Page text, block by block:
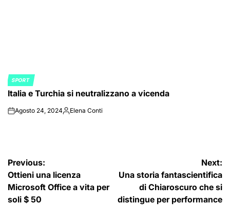
POSTED
IN
SPORT
Italia e Turchia si neutralizzano a vicenda
onAgosto 24, 2024Posted
Elena Conti
Navigazione
articoli
Previous:
Ottieni una licenza
Microsoft Office a vita per
soli $ 50
Next:
Una storia fantascientifica
di Chiaroscuro che si
distingue per performance